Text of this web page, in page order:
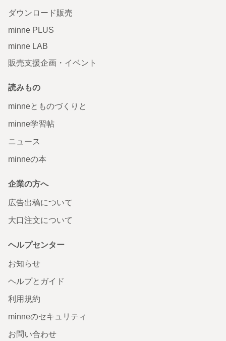
ダウンロード販売
minne PLUS
minne LAB
販売支援企画・イベント
読みもの
minneとものづくりと
minne学習帖
ニュース
minneの本
企業の方へ
広告出稿について
大口注文について
ヘルプセンター
お知らせ
ヘルプとガイド
利用規約
minneのセキュリティ
お問い合わせ